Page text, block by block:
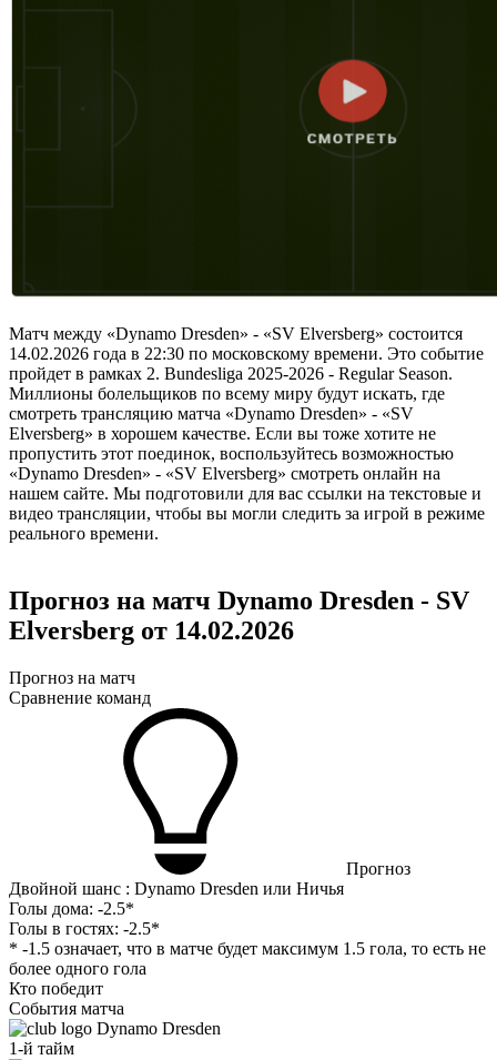
Матч между «Dynamo Dresden» - «SV Elversberg» состоится
14.02.2026 года в 22:30 по московскому времени. Это событие
пройдет в рамках 2. Bundesliga 2025-2026 - Regular Season.
Миллионы болельщиков по всему миру будут искать, где
смотреть трансляцию матча «Dynamo Dresden» - «SV
Elversberg» в хорошем качестве. Если вы тоже хотите не
пропустить этот поединок, воспользуйтесь возможностью
«Dynamo Dresden» - «SV Elversberg» смотреть онлайн на
нашем сайте. Мы подготовили для вас ссылки на текстовые и
видео трансляции, чтобы вы могли следить за игрой в режиме
реального времени.
Прогноз на матч Dynamo Dresden - SV
Elversberg от 14.02.2026
Прогноз на матч
Сравнение команд
Прогноз
Двойной шанс : Dynamo Dresden или Ничья
Голы дома: -2.5*
Голы в гостях: -2.5*
* -1.5 означает, что в матче будет максимум 1.5 гола, то есть не
более одного гола
Кто победит
События матча
Dynamo Dresden
1-й тайм